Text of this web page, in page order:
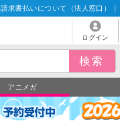
請求書払いについて（法人窓口）
ログイン
アニメガ